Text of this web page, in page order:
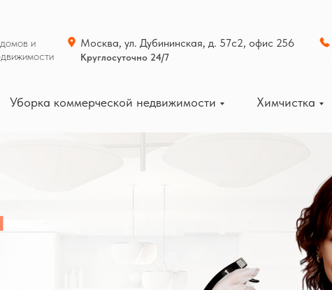
Москва, ул. Дубининская, д. 57с2, офис 256
и
Круглосуточно 24/7
Химчистка
Уборка коммерческой недвижимости